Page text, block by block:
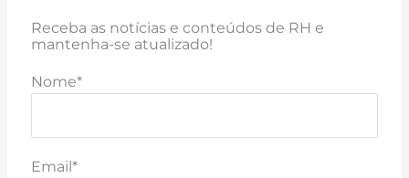
Receba as notícias e conteúdos de RH e
mantenha-se atualizado!
Nome*
Email*